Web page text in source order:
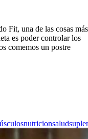
Fit, una de las cosas más
es poder controlar los
comemos un postre
nutricionsalud